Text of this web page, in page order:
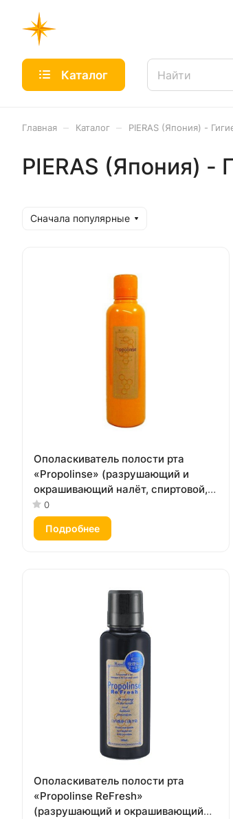
Каталог
Главная Каталог PIERAS (Япония) -
PIERAS (Япония) -
Сначала популярные
Ополаскиватель полости рта
«Propolinse» (разрушающий и
окрашивающий налёт, спиртовой,
вкус «Прополис») 600 мл
0
Подробнее
Ополаскиватель полости рта
«Propolinse ReFresh»
(разрушающий и окрашивающий